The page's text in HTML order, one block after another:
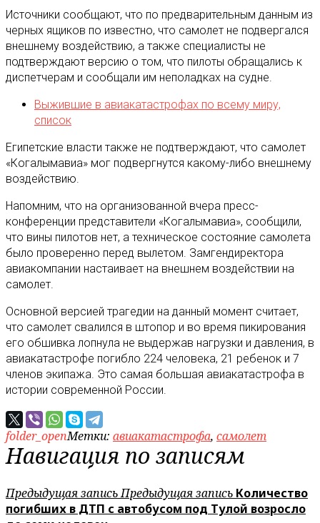
Источники сообщают, что по предварительным данным из
черных ящиков по известно, что самолет не подвергался
внешнему воздействию, а также специалисты не
подтверждают версию о том, что пилоты обращались к
диспетчерам и сообщали им неполадках на судне.
Выжившие в авиакатастрофах по всему миру,
список
Египетские власти также не подтверждают, что самолет
«Когалымавиа» мог подвергнутся какому-либо внешнему
воздействию.
Напомним, что на организованной вчера пресс-
конференции представители «Когалымавиа», сообщили,
что вины пилотов нет, а техническое состояние самолета
было проверенно перед вылетом. Замгендиректора
авиакомпании настаивает на внешнем воздействии на
самолет.
Основной версией трагедии на данный момент считает,
что самолет свалился в штопор и во время пикирования
его обшивка лопнула не выдержав нагрузки и давления, в
авиакатастрофе погибло 224 человека, 21 ребенок и 7
членов экипажа. Это самая большая авиакатастрофа в
истории современной России.
folder_openМетки: авиакатастрофа, самолет
Навигация по записям
Предыдущая записьПредыдущая запись Количество
погибших в ДТП с автобусом под Тулой возросло